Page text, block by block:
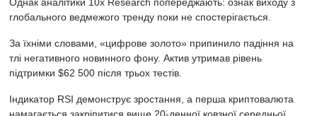
глобального ведмежого тренду поки не спостерігається.
За їхніми словами, «цифрове золото» припинило падіння на
тлі негативного новинного фону. Актив утримав рівень
підтримки $62 500 після трьох тестів.
Індикатор RSI демонструє зростання, а перша криптовалюта